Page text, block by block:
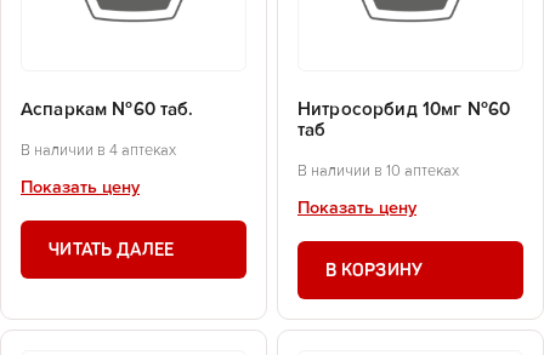
Аспаркам №60 таб.
В наличии в 4 аптеках
Показать цену
ЧИТАТЬ ДАЛЕЕ
Нитросорбид 10мг №60
таб
В наличии в 10 аптеках
Показать цену
В КОРЗИНУ